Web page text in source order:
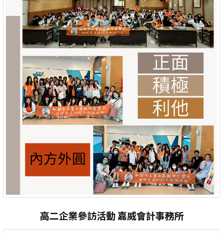
高二企業參訪活動 嘉威會計事務所